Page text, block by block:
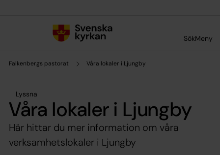
SökMeny
Falkenbergs pastorat Våra lokaler i Ljungby
Lyssna
Våra lokaler i Ljungby
Här hittar du mer information om våra
verksamhetslokaler i Ljungby